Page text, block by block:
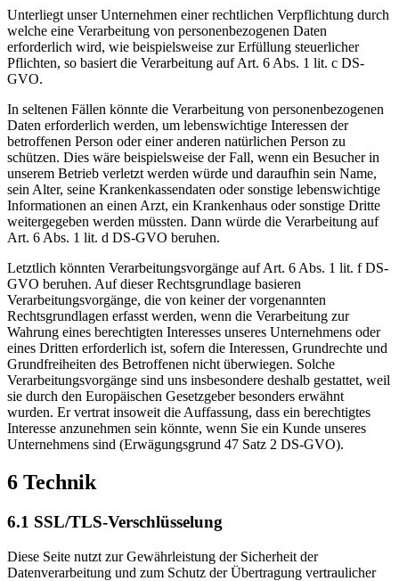
Unterliegt unser Unternehmen einer rechtlichen Verpflichtung durch
welche eine Verarbeitung von personenbezogenen Daten
erforderlich wird, wie beispielsweise zur Erfüllung steuerlicher
Pflichten, so basiert die Verarbeitung auf Art. 6 Abs. 1 lit. c DS-
GVO.
In seltenen Fällen könnte die Verarbeitung von personenbezogenen
Daten erforderlich werden, um lebenswichtige Interessen der
betroffenen Person oder einer anderen natürlichen Person zu
schützen. Dies wäre beispielsweise der Fall, wenn ein Besucher in
unserem Betrieb verletzt werden würde und daraufhin sein Name,
sein Alter, seine Krankenkassendaten oder sonstige lebenswichtige
Informationen an einen Arzt, ein Krankenhaus oder sonstige Dritte
weitergegeben werden müssten. Dann würde die Verarbeitung auf
Art. 6 Abs. 1 lit. d DS-GVO beruhen.
Letztlich könnten Verarbeitungsvorgänge auf Art. 6 Abs. 1 lit. f DS-
GVO beruhen. Auf dieser Rechtsgrundlage basieren
Verarbeitungsvorgänge, die von keiner der vorgenannten
Rechtsgrundlagen erfasst werden, wenn die Verarbeitung zur
Wahrung eines berechtigten Interesses unseres Unternehmens oder
eines Dritten erforderlich ist, sofern die Interessen, Grundrechte und
Grundfreiheiten des Betroffenen nicht überwiegen. Solche
Verarbeitungsvorgänge sind uns insbesondere deshalb gestattet, weil
sie durch den Europäischen Gesetzgeber besonders erwähnt
wurden. Er vertrat insoweit die Auffassung, dass ein berechtigtes
Interesse anzunehmen sein könnte, wenn Sie ein Kunde unseres
Unternehmens sind (Erwägungsgrund 47 Satz 2 DS-GVO).
6 Technik
6.1 SSL/TLS-Verschlüsselung
Diese Seite nutzt zur Gewährleistung der Sicherheit der
Datenverarbeitung und zum Schutz der Übertragung vertraulicher